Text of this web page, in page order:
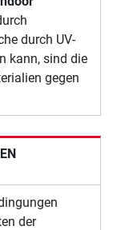
durch UV-
kann, sind die
gegen
der